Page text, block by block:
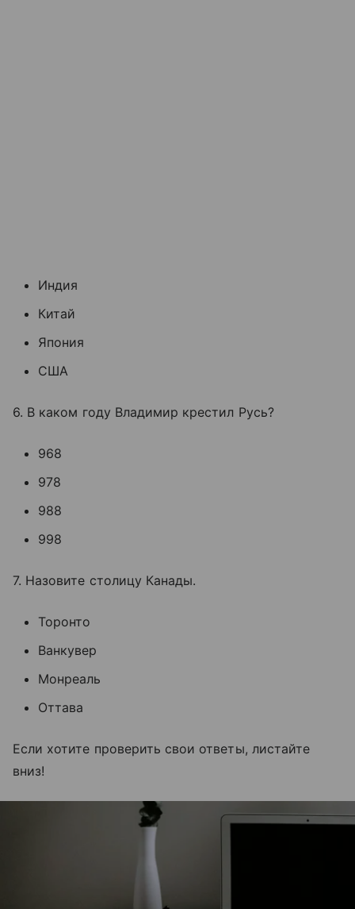
Индия
Китай
Япония
США
6. В каком году Владимир крестил Русь?
968
978
988
998
7. Назовите столицу Канады.
Торонто
Ванкувер
Монреаль
Оттава
Если хотите проверить свои ответы, листайте
вниз!